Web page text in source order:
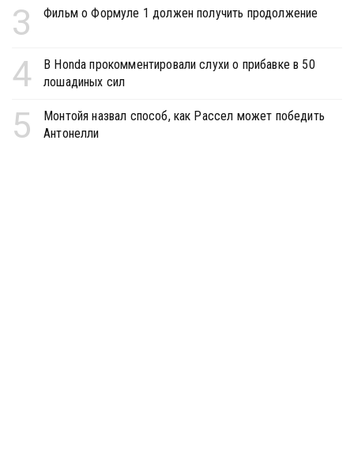
3 Фильм о Формуле 1 должен получить продолжение
4
В Honda прокомментировали слухи о прибавке в 50
лошадиных сил
5
Монтойя назвал способ, как Рассел может победить
Антонелли